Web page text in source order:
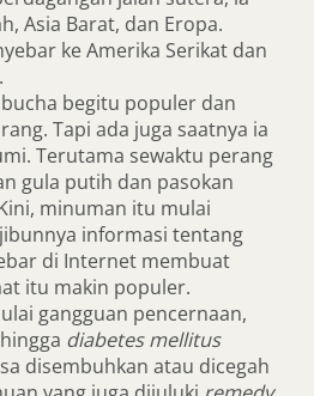
Asia Barat, dan Eropa.
ke Amerika Serikat dan
begitu populer dan
Tapi ada juga saatnya ia
Terutama sewaktu perang
gula putih dan pasokan
minuman itu mulai
informasi tentang
di Internet membuat
itu makin populer.
gangguan pencernaan,
diabetes mellitus
disembuhkan atau dicegah